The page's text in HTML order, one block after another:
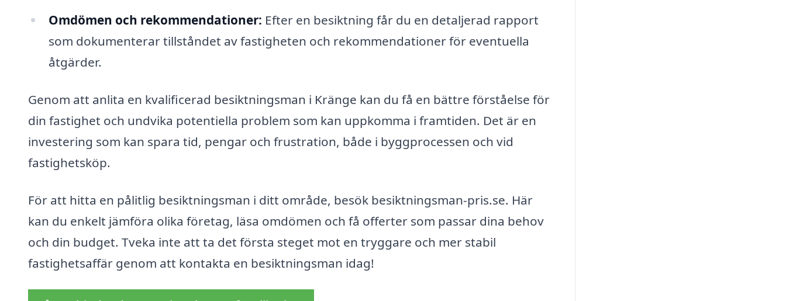
Omdömen och rekommendationer: Efter en besiktning får du en detaljerad rapport
som dokumenterar tillståndet av fastigheten och rekommendationer för eventuella
åtgärder.
Genom att anlita en kvalificerad besiktningsman i Kränge kan du få en bättre förståelse för
din fastighet och undvika potentiella problem som kan uppkomma i framtiden. Det är en
investering som kan spara tid, pengar och frustration, både i byggprocessen och vid
fastighetsköp.
För att hitta en pålitlig besiktningsman i ditt område, besök besiktningsman-pris.se. Här
kan du enkelt jämföra olika företag, läsa omdömen och få offerter som passar dina behov
och din budget. Tveka inte att ta det första steget mot en tryggare och mer stabil
fastighetsaffär genom att kontakta en besiktningsman idag!